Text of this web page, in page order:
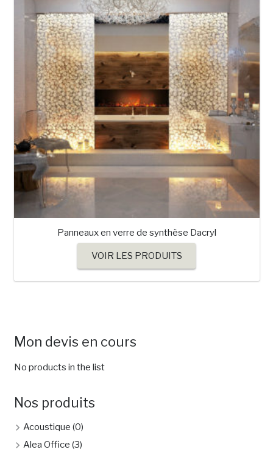
Panneaux en verre de synthèse Dacryl
VOIR LES PRODUITS
Mon devis en cours
No products in the list
Nos produits
Acoustique (0)
Alea Office (3)